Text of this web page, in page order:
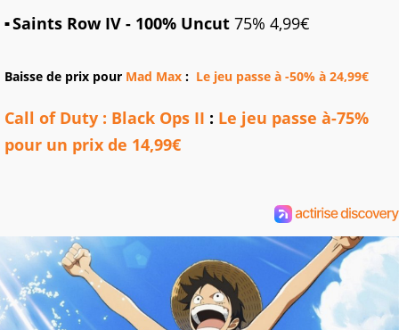
Saints Row IV - 100% Uncut 75% 4,99€
Baisse de prix pour Mad Max : Le jeu passe à -50% à 24,99€
Call of Duty : Black Ops II : Le jeu passe à-75%
pour un prix de 14,99€